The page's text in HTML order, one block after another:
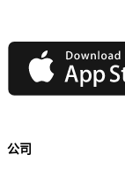
App Store
公司